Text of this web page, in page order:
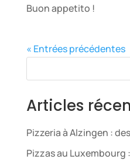
Buon appetito !
« Entrées précédentes
Articles
Pizzeria à Alzingen :
Pizzas au